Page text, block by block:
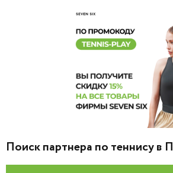
Поиск партнера по теннису в